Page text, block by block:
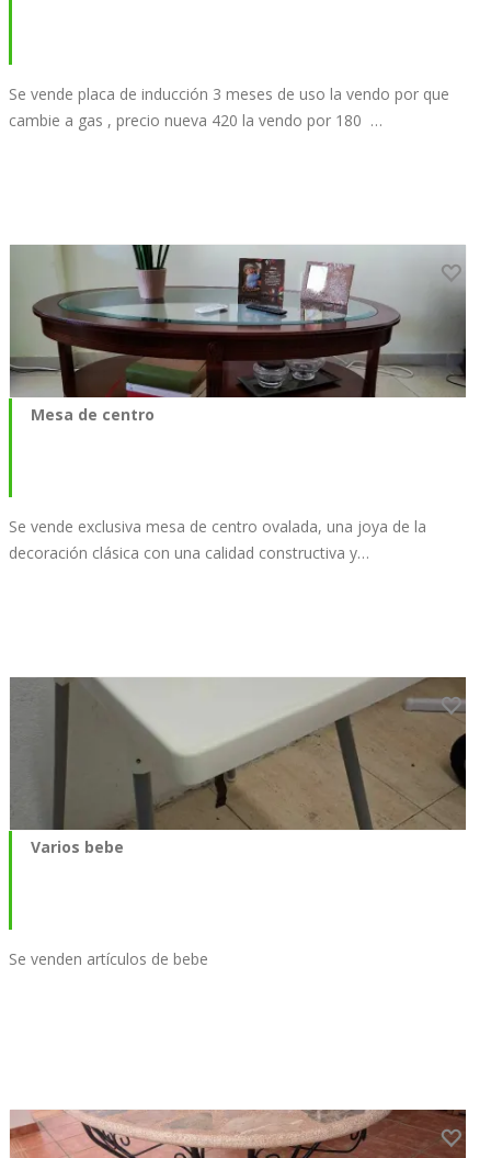
Se vende placa de inducción 3 meses de uso la vendo por que
cambie a gas , precio nueva 420 la vendo por 180 …
Mesa de centro
Se vende exclusiva mesa de centro ovalada, una joya de la
decoración clásica con una calidad constructiva y…
Varios bebe
Se venden artículos de bebe